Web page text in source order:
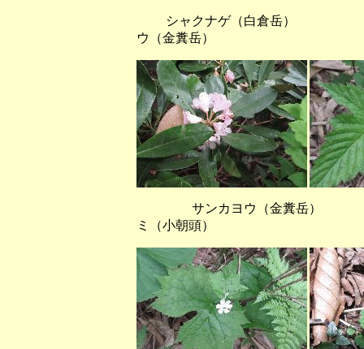
シャクナゲ（白倉岳） ミ
ウ（金糞岳）
サンカヨウ（金糞岳
ミ（小朝頭）